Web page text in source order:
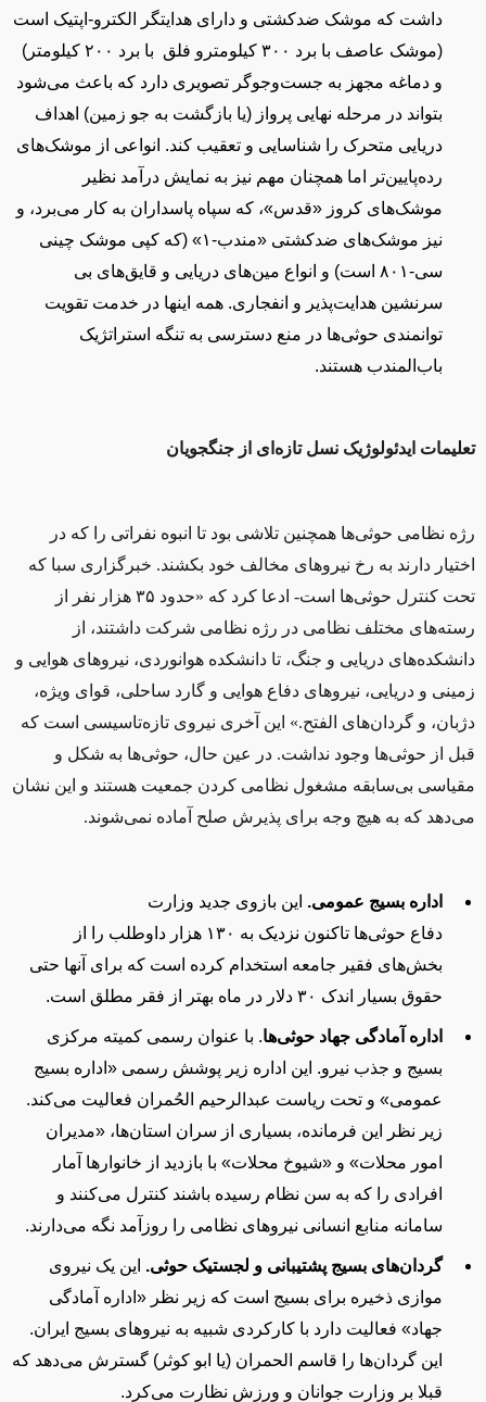
داشت که موشک ضدکشتی و دارای هدایتگر الکترو-اپتیک است
(موشک عاصف با برد ۳۰۰ کیلومتر
و فلق
با برد ۲۰۰ کیلومتر)
و دماغه مجهز به جست‌وجوگر تصویری دارد که باعث می‌شود
بتواند در مرحله نهایی پرواز (یا بازگشت به جو زمین) اهداف
دریایی متحرک را شناسایی و تعقیب کند. انواعی از موشک‌های
رده‌پایین‌تر اما همچنان مهم نیز به نمایش درآمد نظیر
موشک‌های کروز «قدس»، که سپاه پاسداران به کار می‌برد، و
نیز موشک‌های ضدکشتی «مندب-۱ » (که کپی موشک چینی
سی-۸۰۱ است)
و انواع مین‌های دریایی و قایق‌های بی
سرنشین هدایت‌پذیر و انفجاری. همه اینها در خدمت تقویت
توانمندی حوثی‌ها در منع دسترسی به تنگه استراتژیک
باب‌المندب هستند.
تعلیمات ایدئولوژیک نسل تازه‌ای از جنگجویان
رژه نظامی حوثی‌ها همچنین تلاشی بود تا انبوه نفراتی را که در
اختیار دارند به رخ نیروهای مخالف خود بکشند. خبرگزاری سبا که
تحت کنترل حوثی‌ها است- ادعا کرد که «
حدود ۳۵ هزار نفر از
رسته‌های مختلف نظامی در رژه نظامی شرکت داشتند، از
دانشکده‌های دریایی و جنگ، تا دانشکده هوانوردی، نیروهای هوایی و
زمینی و دریایی، نیروهای دفاع هوایی و گارد ساحلی، قوای ویژه،
دژبان، و گردان‌های الفتح.» این آخری نیروی تازه‌تاسیسی است که
قبل از حوثی‌ها وجود نداشت. در عین حال، حوثی‌ها به شکل و
مقیاسی بی‌سابقه مشغول نظامی‌ کردن جمعیت هستند و این نشان
می‌دهد که به هیچ‌ وجه برای پذیرش صلح آماده نمی‌شوند.
اداره بسیج عمومی. این بازوی جدید وزارت
دفاع حوثی‌ها
تاکنون نزدیک به ۱۳۰ هزار داوطلب را از
بخش‌های فقیر جامعه استخدام کرده است که برای آنها حتی
حقوق بسیار اندک ۳۰ دلار در ماه بهتر از فقر مطلق است.
اداره آمادگی جهاد حوثی‌ها. با عنوان رسمی کمیته مرکزی
بسیج و جذب نیرو. این اداره زیر پوشش رسمی « اداره بسیج
عمومی» و تحت ریاست عبدالرحیم الحُمران فعالیت می‌کند.
زیر نظر این فرمانده، بسیاری از سران استان‌ها، «مدیران
امور محلات» و «شیوخ محلات» با بازدید از خانوارها آمار
افرادی را که به سن نظام رسیده باشند کنترل می‌کنند و
سامانه منابع انسانی نیروهای نظامی را روزآمد نگه می‌دارند.
گردان‌های بسیج پشتیبانی و لجستیک حوثی. این یک نیروی
موازی ذخیره برای بسیج است که زیر نظر «اداره آمادگی
جهاد» فعالیت دارد با کارکردی شبیه به نیروهای بسیج ایران.
این گردان‌ها را قاسم الحمران (یا ابو کوثر) گسترش می‌دهد که
قبلا بر وزارت جوانان و ورزش نظارت می‌کرد.